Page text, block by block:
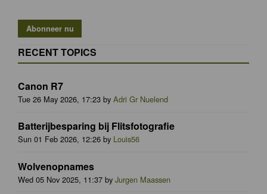
RECENT TOPICS
Canon R7
Tue 26 May 2026, 17:23 by Adri Gr Nuelend
Batterijbesparing bij Flitsfotografie
Sun 01 Feb 2026, 12:26 by Louis56
Wolvenopnames
Wed 05 Nov 2025, 11:37 by Jurgen Maassen